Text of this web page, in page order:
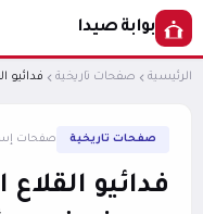
بوابة صيدا
الرئيسية صفحات تاريخية
صفحات تاريخية صفحات
فدائيو